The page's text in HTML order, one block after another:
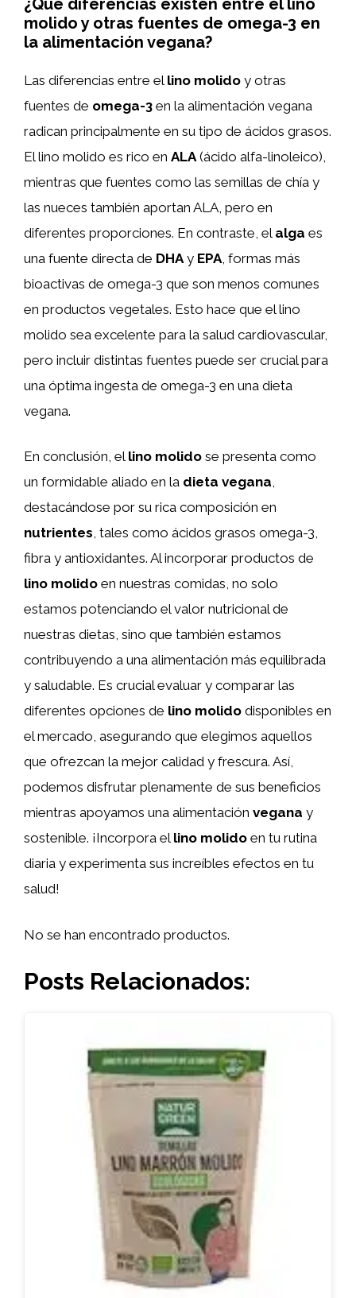
molido y otras fuentes de omega-3 en
la alimentación vegana?
Las diferencias entre el lino molido y otras
fuentes de omega-3 en la alimentación vegana
radican principalmente en su tipo de ácidos grasos.
El lino molido es rico en ALA (ácido alfa-linoleico),
mientras que fuentes como las semillas de chía y
las nueces también aportan ALA, pero en
diferentes proporciones. En contraste, el alga es
una fuente directa de DHA y EPA , formas más
bioactivas de omega-3 que son menos comunes
en productos vegetales. Esto hace que el lino
molido sea excelente para la salud cardiovascular,
pero incluir distintas fuentes puede ser crucial para
una óptima ingesta de omega-3 en una dieta
vegana.
En conclusión, el lino molido se presenta como
un formidable aliado en la dieta vegana,
destacándose por su rica composición en
nutrientes, tales como ácidos grasos omega-3,
fibra y antioxidantes. Al incorporar productos de
lino molido en nuestras comidas, no solo
estamos potenciando el valor nutricional de
nuestras dietas, sino que también estamos
contribuyendo a una alimentación más equilibrada
y saludable. Es crucial evaluar y comparar las
diferentes opciones de lino molido disponibles en
el mercado, asegurando que elegimos aquellos
que ofrezcan la mejor calidad y frescura. Así,
podemos disfrutar plenamente de sus beneficios
mientras apoyamos una alimentación vegana y
sostenible. ¡Incorpora el lino molido en tu rutina
diaria y experimenta sus increíbles efectos en tu
salud!
No se han encontrado productos.
Posts Relacionados: